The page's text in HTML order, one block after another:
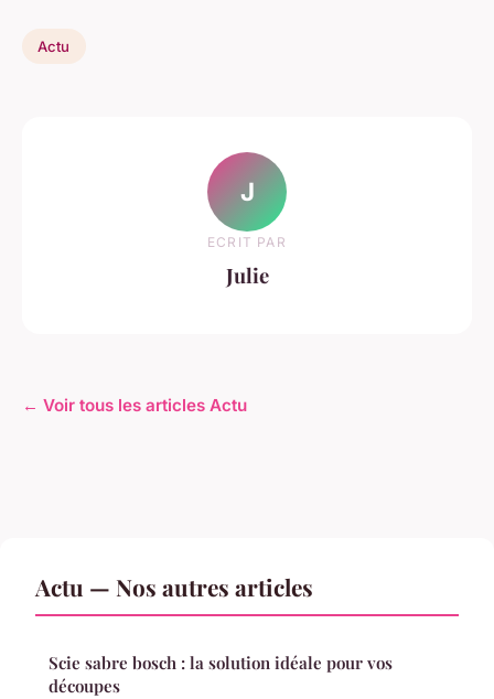
Actu
J
ECRIT PAR
Julie
← Voir tous les articles Actu
Actu — Nos autres articles
Scie sabre bosch : la solution idéale pour vos
découpes